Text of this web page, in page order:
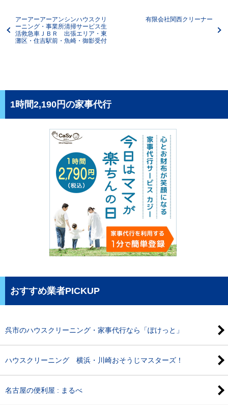
アーアーアーアンシンハウスクリ
ーニング・事業所清掃サービス生
活救急車ＪＢＲ 出張エリア・東
灘区・住吉駅前・魚崎・御影受付
有限会社関西クリーナー
1時間2,190円の家事代行
おすすめ業者PICKUP
呉市のハウスクリーニング・家事代行なら「ぽけっと」
ハウスクリーニング 横浜・川崎おそうじマスターズ！
名古屋の便利屋 : まるべ